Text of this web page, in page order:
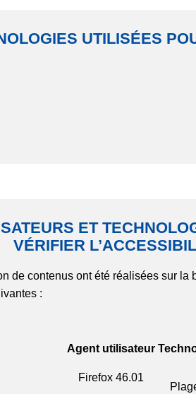
UTILISÉES
ET
VÉRIFIER
de contenus ont été réalisées sur
:
Agent utilisateur
Firefox 46.01